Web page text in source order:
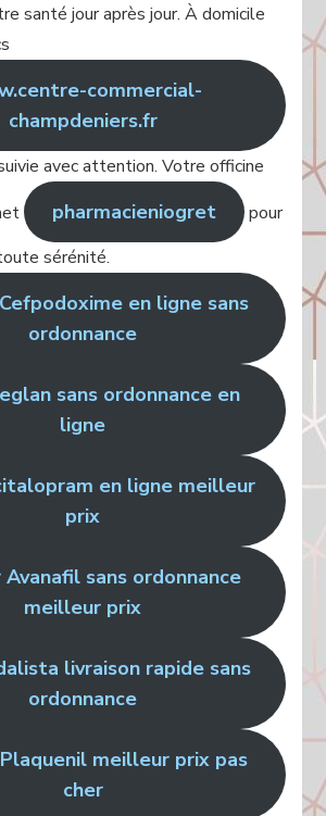
santé jour après jour. À domicile
commercial-
champdeniers.fr
avec attention. Votre officine
pharmacieniogret
pour
sérénité.
en ligne sans
ordonnance
sans ordonnance en
ligne
en ligne meilleur
prix
sans ordonnance
meilleur prix
livraison rapide sans
ordonnance
meilleur prix pas
cher